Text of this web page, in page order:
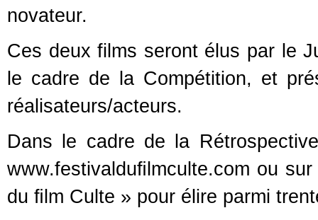
novateur.
Ces deux films seront élus par le
le cadre de la Compétition, et
réalisateurs/acteurs.
Dans le cadre de la
www.festivalduﬁlmculte.com ou
du ﬁlm Culte » pour élire parmi